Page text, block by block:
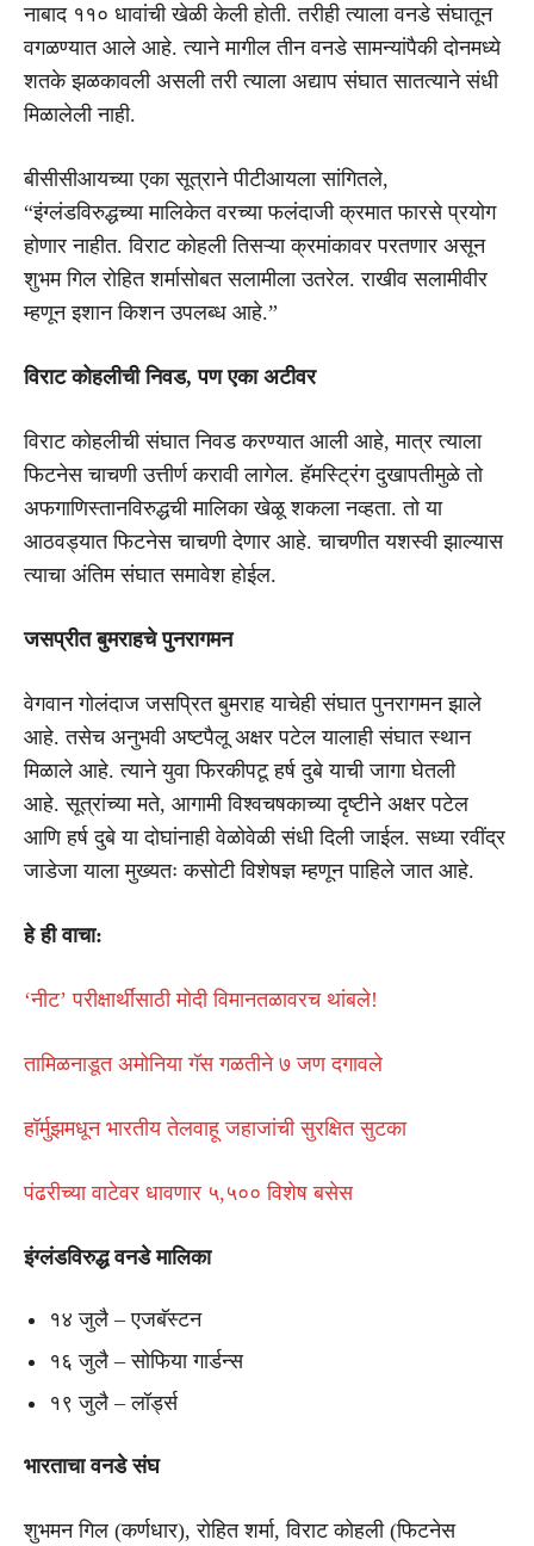
नाबाद ११० धावांची खेळी केली होती. तरीही त्याला वनडे संघातून
वगळण्यात आले आहे. त्याने मागील तीन वनडे सामन्यांपैकी दोनमध्ये
शतके झळकावली असली तरी त्याला अद्याप संघात सातत्याने संधी
मिळालेली नाही.
बीसीसीआयच्या एका सूत्राने पीटीआयला सांगितले,
“इंग्लंडविरुद्धच्या मालिकेत वरच्या फलंदाजी क्रमात फारसे प्रयोग
होणार नाहीत. विराट कोहली तिसऱ्या क्रमांकावर परतणार असून
शुभम गिल रोहित शर्मासोबत सलामीला उतरेल. राखीव सलामीवीर
म्हणून इशान किशन उपलब्ध आहे.”
विराट कोहलीची निवड, पण एका अटीवर
विराट कोहलीची संघात निवड करण्यात आली आहे, मात्र त्याला
फिटनेस चाचणी उत्तीर्ण करावी लागेल. हॅमस्ट्रिंग दुखापतीमुळे तो
अफगाणिस्तानविरुद्धची मालिका खेळू शकला नव्हता. तो या
आठवड्यात फिटनेस चाचणी देणार आहे. चाचणीत यशस्वी झाल्यास
त्याचा अंतिम संघात समावेश होईल.
जसप्रीत बुमराहचे पुनरागमन
वेगवान गोलंदाज जसप्रित बुमराह याचेही संघात पुनरागमन झाले
आहे. तसेच अनुभवी अष्टपैलू अक्षर पटेल यालाही संघात स्थान
मिळाले आहे. त्याने युवा फिरकीपटू हर्ष दुबे याची जागा घेतली
आहे. सूत्रांच्या मते, आगामी विश्वचषकाच्या दृष्टीने अक्षर पटेल
आणि हर्ष दुबे या दोघांनाही वेळोवेळी संधी दिली जाईल. सध्या रवींद्र
जाडेजा याला मुख्यतः कसोटी विशेषज्ञ म्हणून पाहिले जात आहे.
हे ही वाचा:
‘नीट’ परीक्षार्थींसाठी मोदी विमानतळावरच थांबले!
तामिळनाडूत अमोनिया गॅस गळतीने ७ जण दगावले
हॉर्मुझमधून भारतीय तेलवाहू जहाजांची सुरक्षित सुटका
पंढरीच्या वाटेवर धावणार ५,५०० विशेष बसेस
इंग्लंडविरुद्ध वनडे मालिका
१४ जुलै – एजबॅस्टन
१६ जुलै – सोफिया गार्डन्स
१९ जुलै – लॉर्ड्स
भारताचा वनडे संघ
शुभमन गिल (कर्णधार), रोहित शर्मा, विराट कोहली (फिटनेस